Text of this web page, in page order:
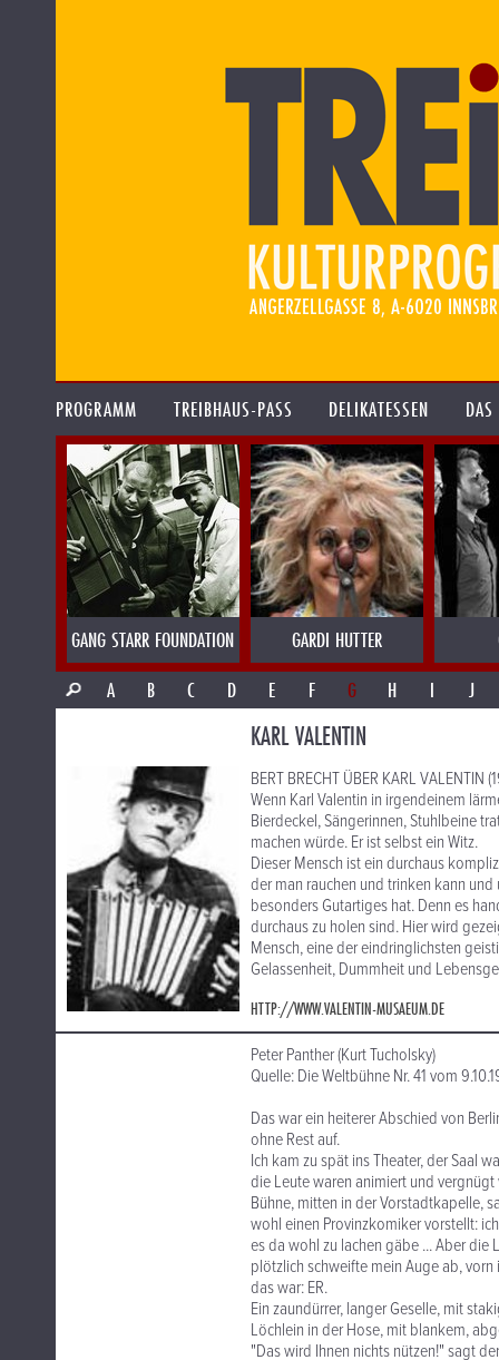
PROGRAMM TREIBHAUS-PASS DELIKATESSEN
GANG STARR FOUNDATION GARDI HUTTER
A
B C D E F G H I J
KARL VALENTIN
BERT BRECHT ÜBER KARL VALENTIN
Wenn Karl Valentin in irgendeinem
Bierdeckel, Sängerinnen, Stuhlbeine
machen würde. Er ist selbst ein Witz.
Dieser Mensch ist ein durchaus
der man rauchen und trinken kann
besonders Gutartiges hat. Denn es
durchaus zu holen sind. Hier wird
Mensch, eine der eindringlichsten
Gelassenheit, Dummheit und
HTTP://WWW.VALENTIN-MUSAEUM.DE
Peter Panther (Kurt Tucholsky)
Quelle: Die Weltbühne Nr. 41 vom
Das war ein heiterer Abschied von
ohne Rest auf.
Ich kam zu spät ins Theater, der Saal
die Leute waren animiert und
Bühne, mitten in der Vorstadtkapelle,
wohl einen Provinzkomiker vorstellt:
es da wohl zu lachen gäbe ... Aber
plötzlich schweifte mein Auge ab,
das war: ER.
Ein zaundürrer, langer Geselle, mit
Löchlein in der Hose, mit blankem,
"Das wird Ihnen nichts nützen!" sagt